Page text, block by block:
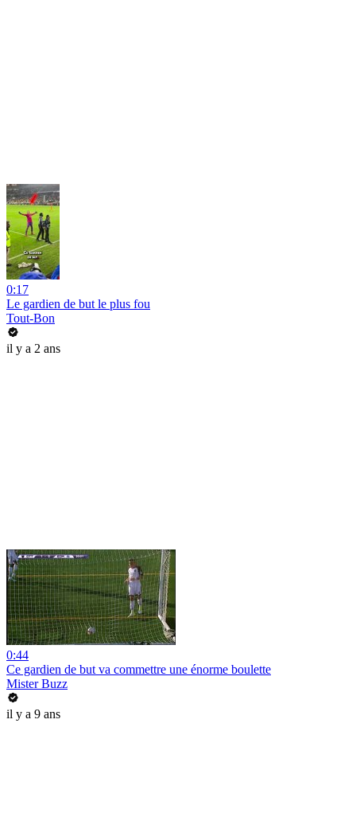
0:17
Le gardien de but le plus fou
Tout-Bon
il y a 2 ans
0:44
Ce gardien de but va commettre une énorme boulette
Mister Buzz
il y a 9 ans